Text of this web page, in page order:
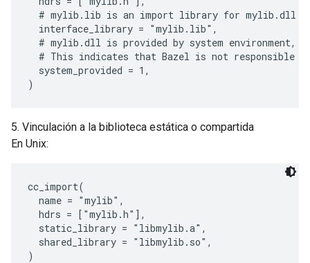
# mylib.lib is an import library for mylib.dll
  interface_library = "mylib.lib",
# mylib.dll is provided by system environment,
# This indicates that Bazel is not responsible
  system_provided = 1,
5. Vinculación a la biblioteca estática o compartida
En Unix:
cc_import(
  name = "mylib",
  hdrs = ["mylib.h"],
  static_library = "libmylib.a",
  shared_library = "libmylib.so",
)